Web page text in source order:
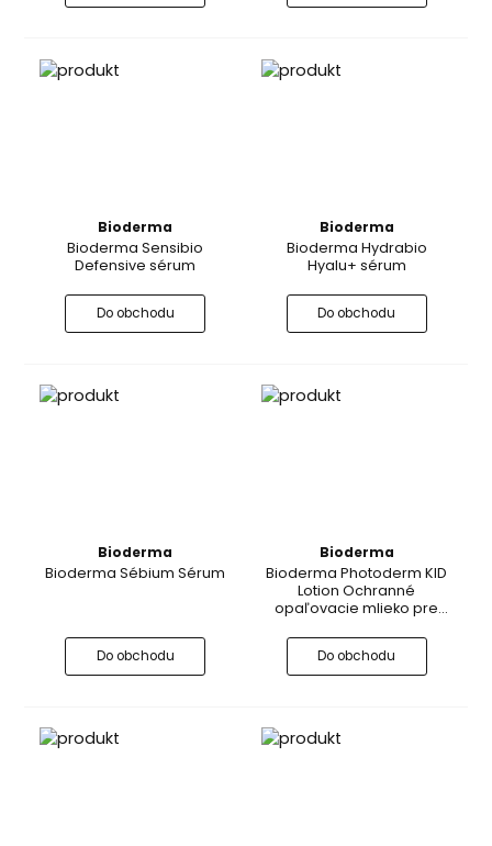
Bioderma
Bioderma Sensibio
Defensive sérum
Do obchodu
Bioderma
Bioderma Hydrabio
Hyalu+ sérum
Do obchodu
Bioderma
Bioderma Sébium Sérum
Do obchodu
Bioderma
Bioderma Photoderm KID
Lotion Ochranné
opaľovacie mlieko pre
Do obchodu